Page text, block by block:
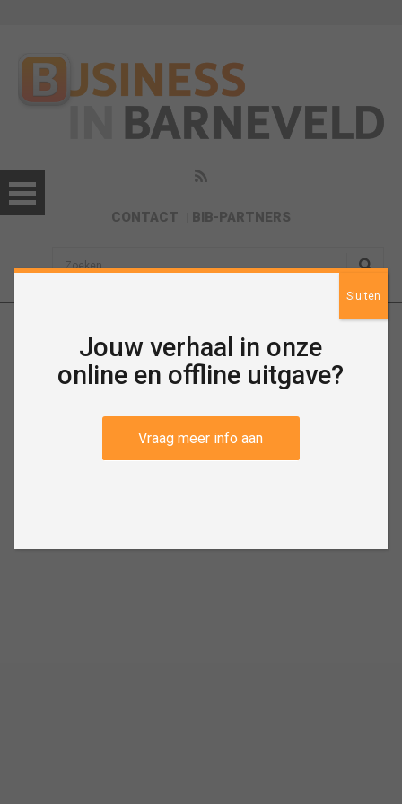
CONTACT BIB-PARTNERS
sisea.search
November 2015
Jouw verhaal in onze
online en offline uitgave?
Vraag meer info aan
Sluiten